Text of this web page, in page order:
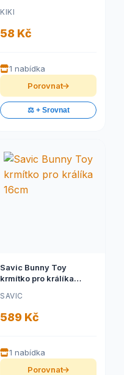
KIKI
58 Kč
1 nabídka
Porovnat
⚖️ + Srovnat
Savic Bunny Toy
krmítko pro králíka
SAVIC
589 Kč
1 nabídka
Porovnat